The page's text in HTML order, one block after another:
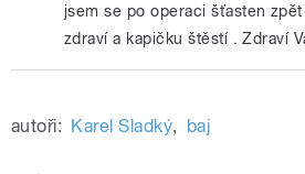
jsem se po operaci šťasten
zdraví a kapičku štěstí . Zdraví
autoři: Karel Sladký, baj